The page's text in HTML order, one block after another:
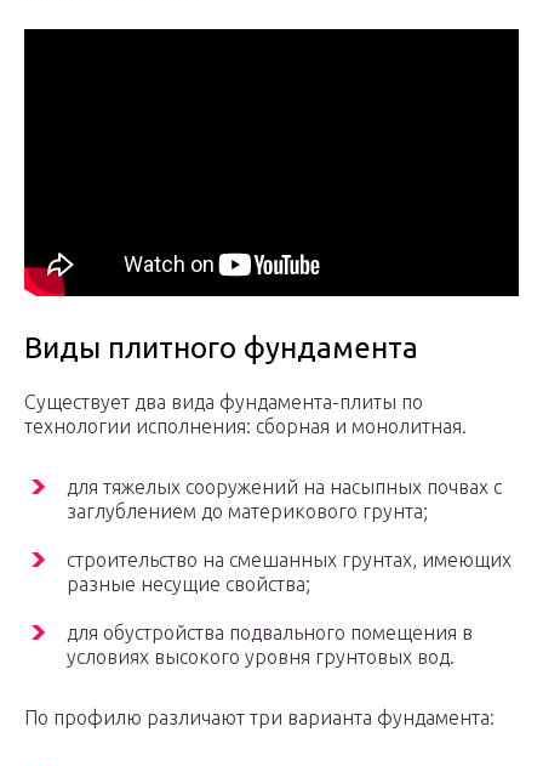
Виды плитного фундамента
Существует два вида фундамента-плиты по
технологии исполнения: сборная и монолитная.
для тяжелых сооружений на насыпных почвах с
заглублением до материкового грунта;
строительство на смешанных грунтах, имеющих
разные несущие свойства;
для обустройства подвального помещения в
условиях высокого уровня грунтовых вод.
По профилю различают три варианта фундамента: